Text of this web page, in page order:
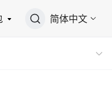
简体中文